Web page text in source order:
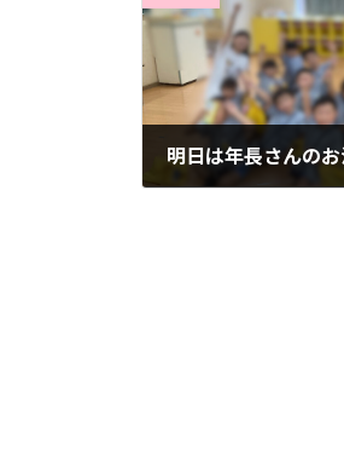
明日は年長さんの